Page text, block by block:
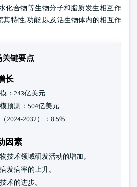
化合物等生物分子和脂质发生相互作
其特性,功能,以及活生物体内的相互作
键要点
长
：243亿美元
预测：504亿美元
2024-2032）：8.5%
因素
技术领域研发活动的增加。
发病率的上升。
术的进步。